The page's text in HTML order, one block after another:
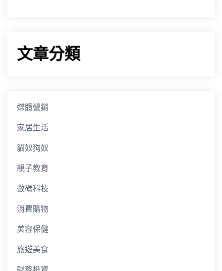
文章分類
媒體營銷
家居生活
貓奴狗奴
親子教育
數碼科技
消費購物
美容保健
旅遊美食